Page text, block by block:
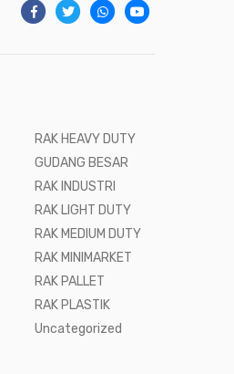
RAK HEAVY DUTY
GUDANG BESAR
RAK INDUSTRI
RAK LIGHT DUTY
RAK MEDIUM DUTY
RAK MINIMARKET
RAK PALLET
RAK PLASTIK
Uncategorized